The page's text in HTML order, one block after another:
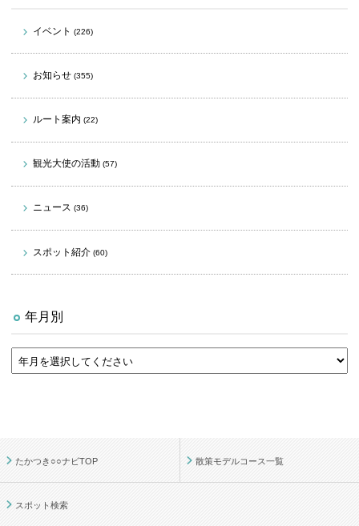
イベント (226)
お知らせ (355)
ルート案内 (22)
観光大使の活動 (57)
ニュース (36)
スポット紹介 (60)
年月別
たかつき○○ナビTOP 散策モデルコース一覧
スポット検索